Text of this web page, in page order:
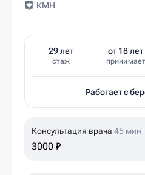
КМН
29 лет
стаж
от 18 лет
принимает
Работает с
Консультация врача 45 мин
3000 ₽